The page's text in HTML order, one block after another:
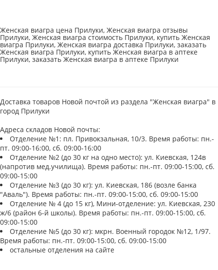
Женская виагра цена Прилуки, Женская виагра отзывы
Прилуки, Женская виагра стоимость Прилуки, купить Женская
виагра Прилуки, Женская виагра доставка Прилуки, заказать
Женская виагра Прилуки, купить Женская виагра в аптеке
Прилуки, заказать Женская виагра в аптеке Прилуки
Доставка товаров Новой почтой из раздела "Женская виагра" в
город Прилуки
Адреса складов Новой почты:
Отделение №1: пл. Привокзальная, 10/3. Время работы: пн.-
пт. 09:00-16:00, сб. 09:00-16:00
Отделение №2 (до 30 кг на одно место): ул. Киевская, 124в
(напротив мед.училища). Время работы: пн.-пт. 09:00-15:00, сб.
09:00-15:00
Отделение №3 (до 30 кг): ул. Киевская, 186 (возле банка
"Аваль"). Время работы: пн.-пт. 09:00-15:00, сб. 09:00-15:00
Отделение № 4 (до 15 кг), Мини-отделение: ул. Киевская, 230
ж/6 (район 6-й школы). Время работы: пн.-пт. 09:00-15:00, сб.
09:00-15:00
Отделение №5 (до 30 кг): мкрн. Военный городок №12, 1/97.
Время работы: пн.-пт. 09:00-15:00, сб. 09:00-15:00
остальные отделения на сайте